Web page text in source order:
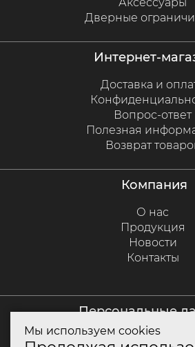
Дверные
интернет-
Доставка и
Вопрос-ответ
Полезная
Возврат
компания
О нас
Продукция
Новости
Контакты
персональные
Политика куки
Мы используем cookies